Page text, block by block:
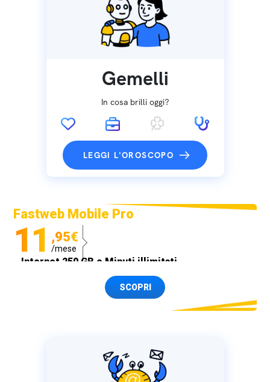
Gemelli
In cosa brilli oggi?
LEGGI L'OROSCOPO
Fastweb Mobile Pro
11 ,95€
/mese
Internet 250 GB e Minuti illimitati
Spedizione SIM GRATISSCOPRI